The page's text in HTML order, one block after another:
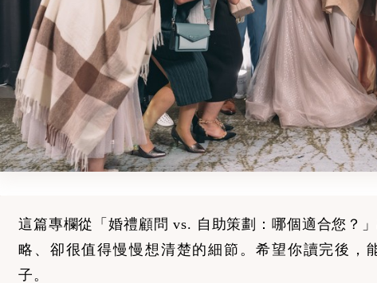
這篇專欄從「婚禮顧問 vs. 自助策劃：哪個適合您？
略、卻很值得慢慢想清楚的細節。希望你讀完後，
子。